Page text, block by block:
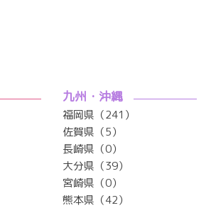
九州・沖縄
福岡県（241）
佐賀県（5）
長崎県（0）
大分県（39）
宮崎県（0）
熊本県（42）